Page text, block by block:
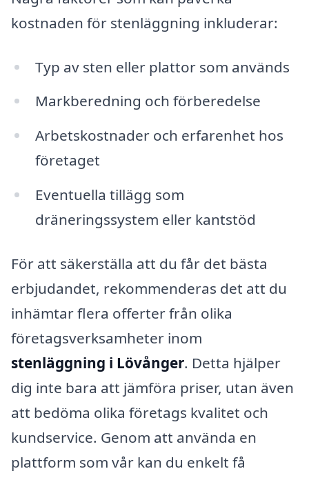
kostnaden för stenläggning inkluderar:
Typ av sten eller plattor som används
Markberedning och förberedelse
Arbetskostnader och erfarenhet hos
företaget
Eventuella tillägg som
dräneringssystem eller kantstöd
För att säkerställa att du får det bästa
erbjudandet, rekommenderas det att du
inhämtar flera offerter från olika
företagsverksamheter inom
stenläggning i Lövånger. Detta hjälper
dig inte bara att jämföra priser, utan även
att bedöma olika företags kvalitet och
kundservice. Genom att använda en
plattform som vår kan du enkelt få